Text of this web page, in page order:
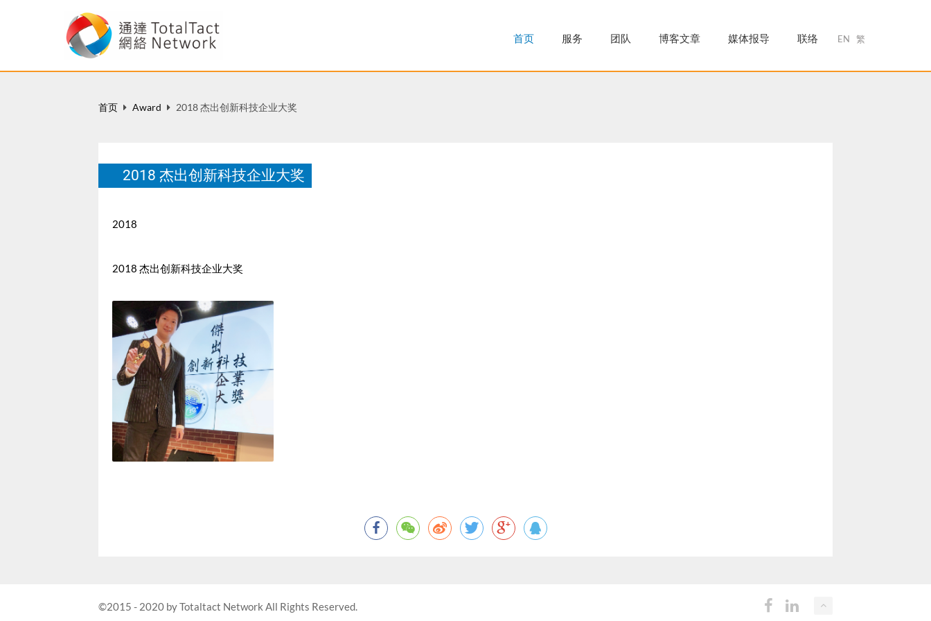
EN 繁
首页 服务 团队 博客文章 媒体报导 联络
首页 Award 2018 杰出创新科技企业大奖
2018 杰出创新科技企业大奖
2018
2018 杰出创新科技企业大奖
©2015 - 2020 by Totaltact Network All Rights Reserved.